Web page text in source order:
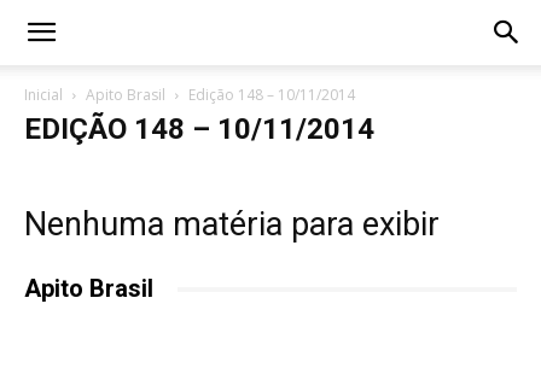
Inicial Apito Brasil Edição 148 – 10/11/2014
EDIÇÃO 148 – 10/11/2014
Nenhuma matéria para exibir
Apito Brasil